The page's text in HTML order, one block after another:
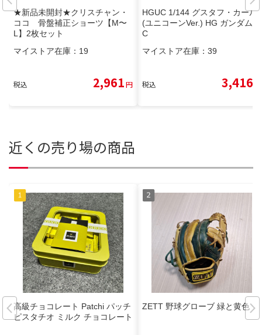
★新品未開封★クリスチャン・
ココ 骨盤補正ショーツ【M〜
L】2枚セット
マイストア在庫： 19
税込 2,961円
HGUC 1/144 グスタフ・カール
(ユニコーンVer.) HG ガンダムU
C
マイストア在庫： 39
税込 3,416
近くの売り場の商品
高級チョコレート Patchi パッチ
ピスタチオ ミルク チョコレート
ZETT 野球グローブ 緑と黄色